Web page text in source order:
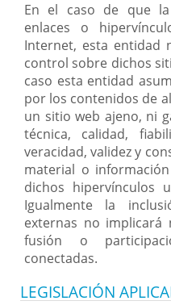
En el caso de que la
enlaces o
Internet, esta entidad
control sobre dichos
caso esta entidad
por los contenidos de
un sitio web ajeno, ni
técnica, calidad,
veracidad, validez y
material o
dichos hipervínculos
Igualmente la
externas no implicará
fusión o
conectadas.
LEGISLACIÓN